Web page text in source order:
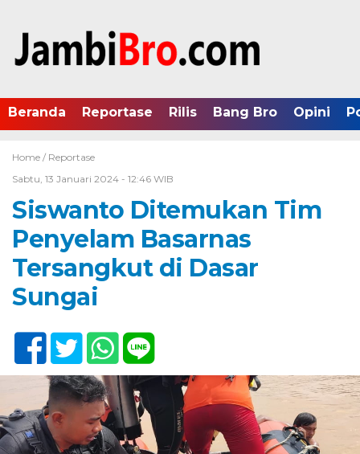
Beranda Reportase Rilis Bang Bro Opini
Home / Reportase
Sabtu, 13 Januari 2024 - 12:46 WIB
Siswanto Ditemukan Tim
Penyelam Basarnas
Tersangkut di Dasar
Sungai